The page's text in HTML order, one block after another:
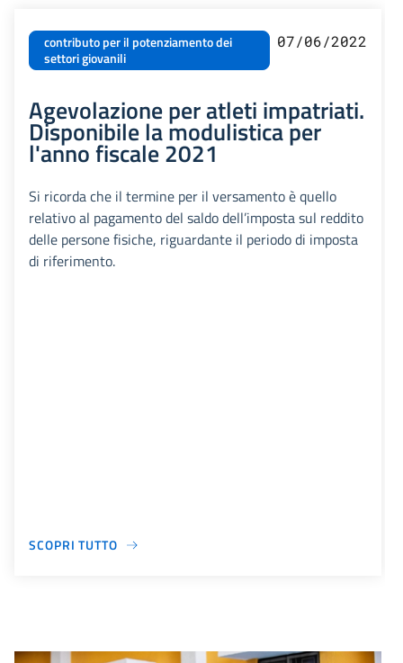
contributo per il potenziamento dei
settori giovanili
07/06/2022
Agevolazione per atleti impatriati.
Disponibile la modulistica per
l'anno fiscale 2021
Si ricorda che il termine per il versamento è quello
relativo al pagamento del saldo dell’imposta sul reddito
delle persone fisiche, riguardante il periodo di imposta
di riferimento.
SCOPRI TUTTO